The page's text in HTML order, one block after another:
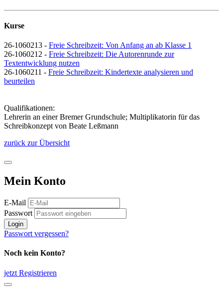
Kurse
26-1060213 - Freie Schreibzeit: Von Anfang an ab Klasse 1
26-1060212 - Freie Schreibzeit: Die Autorenrunde zur
Textentwicklung nutzen
26-1060211 - Freie Schreibzeit: Kindertexte analysieren und
beurteilen
Qualifikationen:
Lehrerin an einer Bremer Grundschule; Multiplikatorin für das
Schreibkonzept von Beate Leßmann
zurück zur Übersicht
Mein Konto
E-Mail
Passwort
Login
Passwort vergessen?
Noch kein Konto?
jetzt Registrieren